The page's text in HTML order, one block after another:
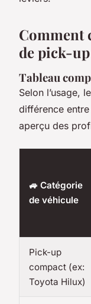
Comment
de pick-
Tableau
Selon l’usage,
différence
aperçu des
🚙 Catégorie
de véhicule
Pick-up
compact (ex:
Toyota Hilux)